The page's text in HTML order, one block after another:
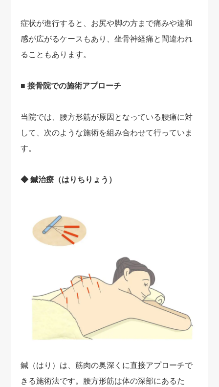
症状が進行すると、お尻や脚の方まで痛みや違和
感が広がるケースもあり、坐骨神経痛と間違われ
ることもあります。
■ 接骨院での施術アプローチ
当院では、腰方形筋が原因となっている腰痛に対
して、次のような施術を組み合わせて行っていま
す。
◆ 鍼治療（はりちりょう）
鍼（はり）は、筋肉の奥深くに直接アプローチで
きる施術法です。腰方形筋は体の深部にあるた